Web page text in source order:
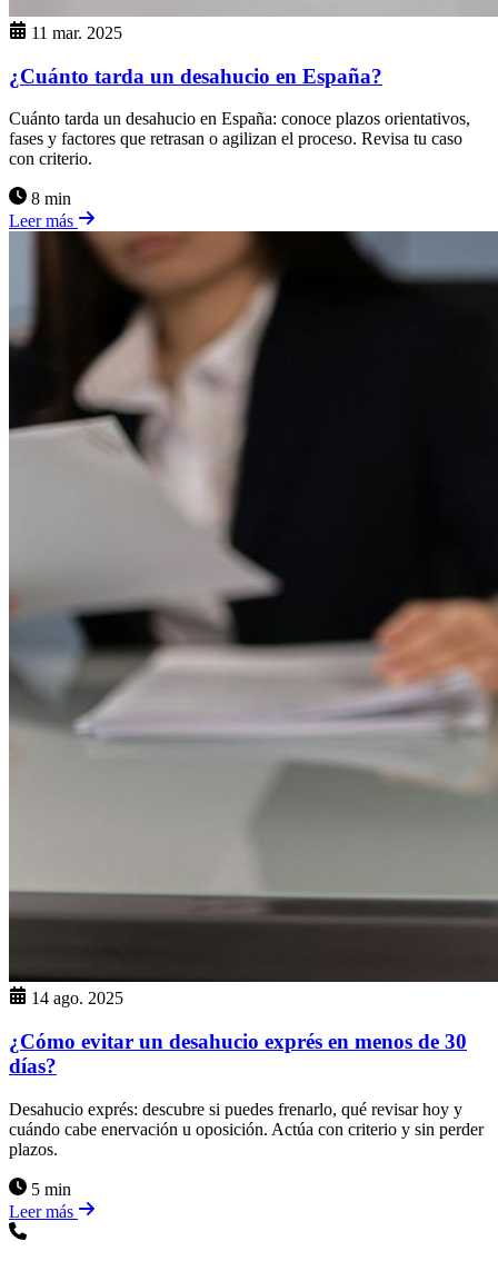
11 mar. 2025
¿Cuánto tarda un desahucio en España?
Cuánto tarda un desahucio en España: conoce plazos orientativos,
fases y factores que retrasan o agilizan el proceso. Revisa tu caso
con criterio.
8 min
Leer más
14 ago. 2025
¿Cómo evitar un desahucio exprés en menos de 30
días?
Desahucio exprés: descubre si puedes frenarlo, qué revisar hoy y
cuándo cabe enervación u oposición. Actúa con criterio y sin perder
plazos.
5 min
Leer más